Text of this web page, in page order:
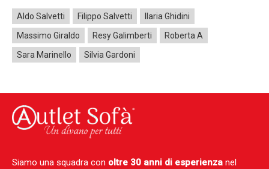
Aldo Salvetti Filippo Salvetti
Ilaria Ghidini
Massimo Giraldo
Resy Galimberti
Roberta A
Sara Marinello
Silvia Gardoni
Siamo una squadra con oltre 30 anni di esperienza nel